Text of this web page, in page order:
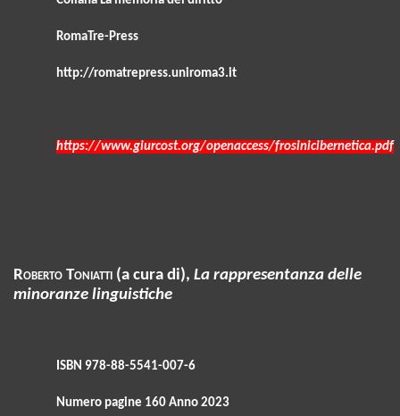
RomaTre-Press
http://romatrepress.uniroma3.it
https://www.giurcost.org/openaccess/frosinicibernetica.pdf
Roberto Toniatti (a cura di), La rappresentanza delle
minoranze linguistiche
ISBN 978-88-5541-007-6
Numero pagine 160 Anno 2023